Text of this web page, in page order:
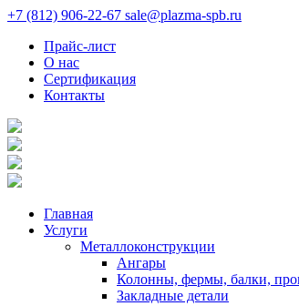
+7 (812) 906-22-67 sale@plazma-spb.ru
Прайс-лист
О нас
Сертификация
Контакты
Главная
Услуги
Металлоконструкции
Ангары
Колонны, фермы, балки,
Закладные детали